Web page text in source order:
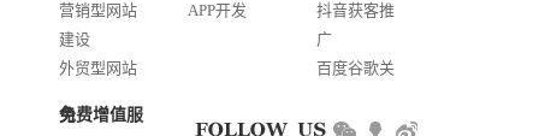
营销型网站
建设
外贸型网站
商城网站开
APP开发
抖音获客推
广
百度谷歌关
AI智能发布
免费增值服务